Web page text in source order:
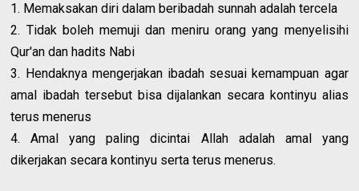
1. Memaksakan diri dalam beribadah sunnah adalah tercela
2. Tidak boleh memuji dan meniru orang yang menyelisihi
Qur'an dan hadits Nabi
3. Hendaknya mengerjakan ibadah sesuai kemampuan agar
amal ibadah tersebut bisa dijalankan secara kontinyu alias
terus menerus
4. Amal yang paling dicintai Allah adalah amal yang
dikerjakan secara kontinyu serta terus menerus.